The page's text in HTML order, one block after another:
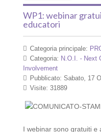
WP1: webinar
educatori
Categoria principale:
Categoria: N.O.I. - Next
Involvement
Pubblicato: Sabato, 17
Visite: 31889
I webinar sono gratuiti e